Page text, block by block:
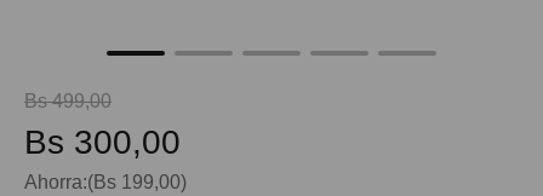
Bs 499,00
Bs 300,00
Ahorra:(Bs 199,00)